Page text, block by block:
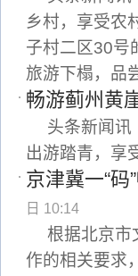
乡村，享受农
子村二区30号
旅游下榻，品
畅游蓟州黄
头条新闻讯
出游踏青，享
京津冀一“
日 10:14
根据北京市
作的相关要求